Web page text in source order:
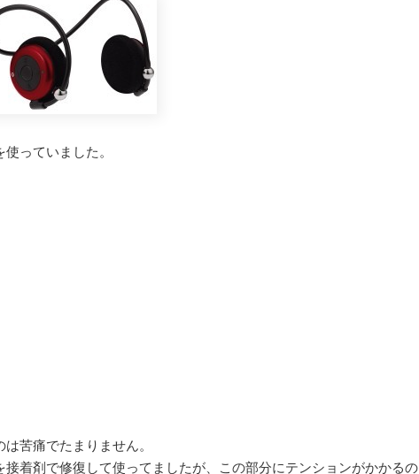
っていました。
苦痛でたまりません。
着剤で修復して使ってましたが、この部分にテンションがかかるの